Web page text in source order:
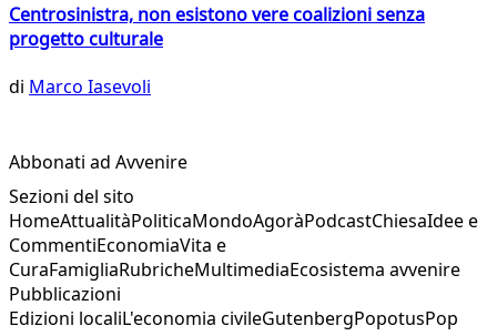
Centrosinistra, non esistono vere coalizioni senza
progetto culturale
di Marco Iasevoli
Abbonati ad Avvenire
Sezioni del sito
HomeAttualitàPoliticaMondoAgoràPodcastChiesaIdee e
CommentiEconomiaVita e
CuraFamigliaRubricheMultimediaEcosistema avvenire
Pubblicazioni
Edizioni localiL'economia civileGutenbergPopotusPop